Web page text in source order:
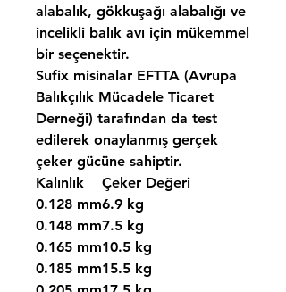
alabalık, gökkuşağı alabalığı ve
incelikli balık avı için mükemmel
bir seçenektir.
Sufix misinalar EFTTA (Avrupa
Balıkçılık Mücadele Ticaret
Derneği) tarafından da test
edilerek onaylanmış gerçek
çeker gücüne sahiptir.
Kalınlık
Çeker Değeri
0.128 mm6.9 kg
0.148 mm7.5 kg
0.165 mm10.5 kg
0.185 mm15.5 kg